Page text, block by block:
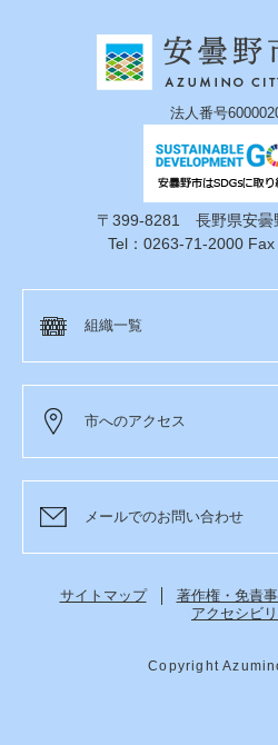
法人番号
〒399-8281 長野県安曇
Tel：0263-71-2000
組織一覧
市へのアクセス
メールでのお問い合わせ
サイトマップ 著作権・免責
アクセシビ
Copyright